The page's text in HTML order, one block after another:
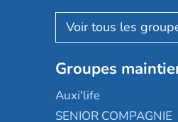
Aquarelia
Nexity edenea
Les jardins d'Arcadie
Occitalia
Appartseniors
Korian
Emera
Groupe SOS
Le Noble Âge
Almage
Groupes
Auxi'life
SENIOR COMPAGNIE